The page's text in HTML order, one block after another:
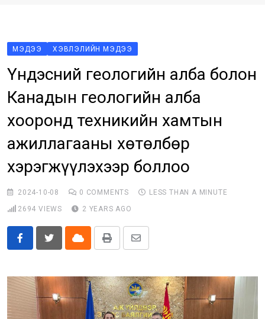
Ил тод байдал
Танин мэдэхүй
Бусад
E-Zasag.mn
МЭДЭЭ ХЭВЛЭЛИЙН МЭДЭЭ
Үндэсний геологийн алба болон
Канадын геологийн алба
хооронд техникийн хамтын
ажиллагааны хөтөлбөр
хэрэгжүүлэхээр боллоо
2024-10-08 0 COMMENTS
LESS THAN A MINUTE
2694 VIEWS 2 YEARS AGO
Cloud Print
Share
Email